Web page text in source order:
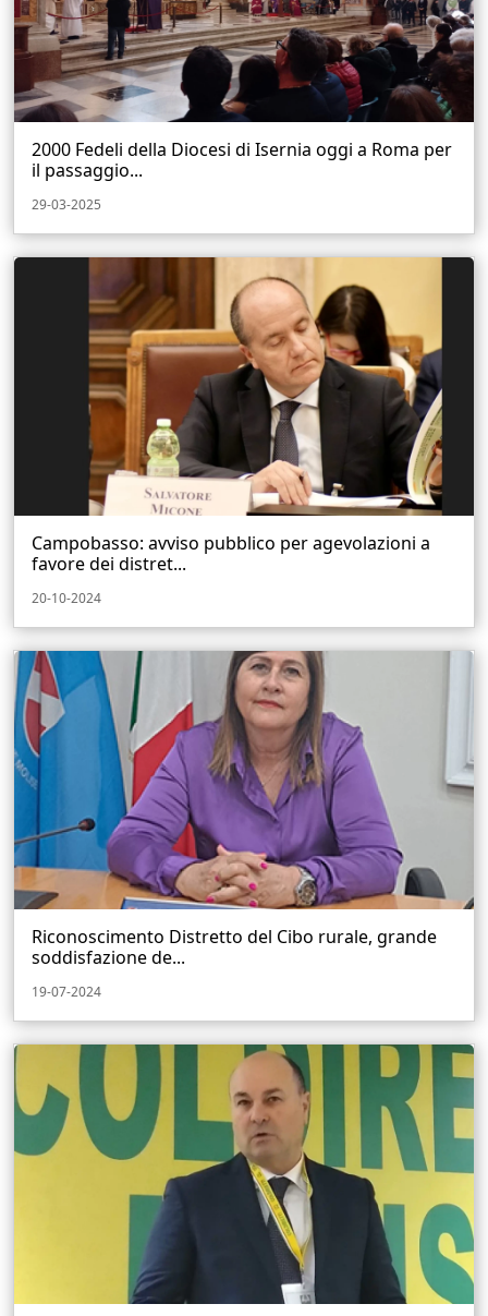
2000 Fedeli della Diocesi di Isernia oggi a Roma per
il passaggio...
29-03-2025
Campobasso: avviso pubblico per agevolazioni a
favore dei distret...
20-10-2024
Riconoscimento Distretto del Cibo rurale, grande
soddisfazione de...
19-07-2024